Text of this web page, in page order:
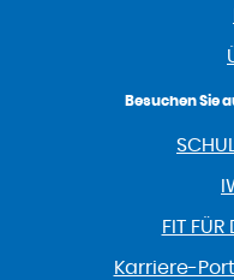
Besuchen Sie
FIT FÜR
Karriere-